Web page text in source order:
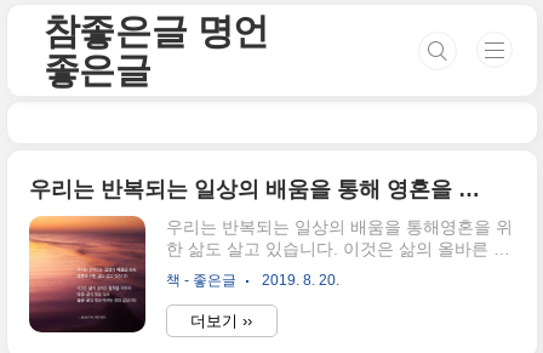
참좋은글 명언
좋은글
우리는 반복되는 일상의 배움을 통해 영혼을 위한 삶도 살고 있습니다.
우리는 반복되는 일상의 배움을 통해영혼을 위
한 삶도 살고 있습니다. 이것은 삶의 올바른 원
칙을 따르며'낮은 곳'의 땅을 일궈'높은 곳'의 땅
과 바꾸는 것과 같습니다. - 구도자에게 보낸
편지
책 - 좋은글 2019. 8. 20.
더보기 ››